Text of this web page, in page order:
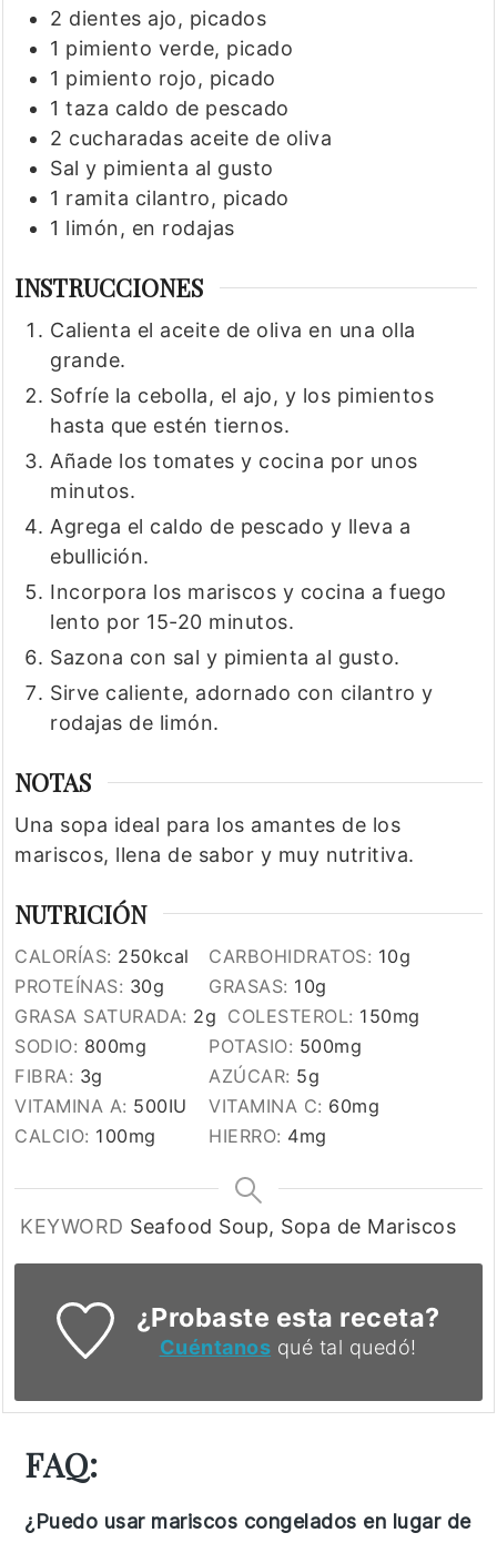
2 dientes ajo, picados
1 pimiento verde, picado
1 pimiento rojo, picado
1 taza caldo de pescado
2 cucharadas aceite de oliva
Sal y pimienta al gusto
1 ramita cilantro, picado
1 limón, en rodajas
INSTRUCCIONES
Calienta el aceite de oliva en una olla
grande.
Sofríe la cebolla, el ajo, y los pimientos
hasta que estén tiernos.
Añade los tomates y cocina por unos
minutos.
Agrega el caldo de pescado y lleva a
ebullición.
Incorpora los mariscos y cocina a fuego
lento por 15-20 minutos.
Sazona con sal y pimienta al gusto.
Sirve caliente, adornado con cilantro y
rodajas de limón.
NOTAS
Una sopa ideal para los amantes de los
mariscos, llena de sabor y muy nutritiva.
NUTRICIÓN
CALORÍAS: 250kcal CARBOHIDRATOS: 10g
PROTEÍNAS: 30g GRASAS: 10g
GRASA SATURADA: 2g COLESTEROL: 150mg
SODIO: 800mg POTASIO: 500mg
FIBRA: 3g AZÚCAR: 5g
VITAMINA A: 500IU VITAMINA C: 60mg
CALCIO: 100mg HIERRO: 4mg
KEYWORD Seafood Soup, Sopa de Mariscos
¿Probaste esta receta?
Cuéntanos qué tal quedó!
FAQ:
¿Puedo usar mariscos congelados en lugar de